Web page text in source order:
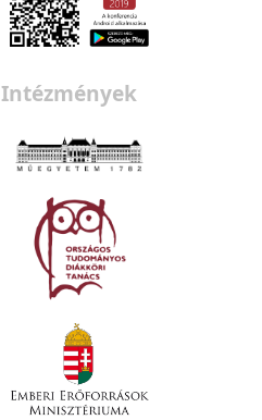
Intézmények